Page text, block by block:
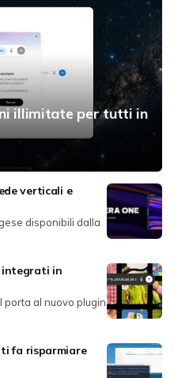
illimitate per tutti in
verticali e
disponibili dalla
integrati in
al nuovo plugin
ti fa risparmiare